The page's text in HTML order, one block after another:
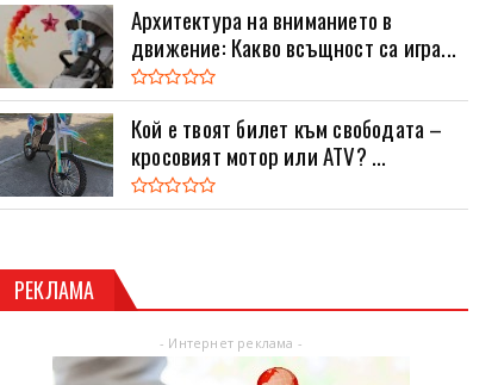
Архитектура на вниманието в
движение: Какво всъщност са игра...
Кой е твоят билет към свободата –
кросовият мотор или ATV? ...
РЕКЛАМА
- Интернет реклама -